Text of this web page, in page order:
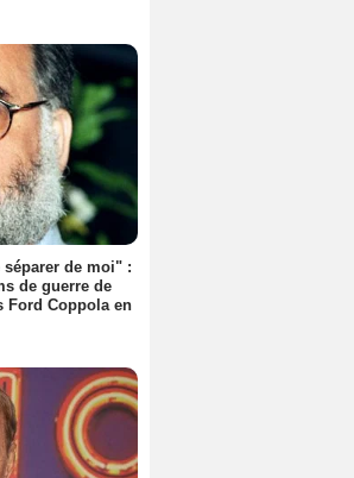
de moi" :
de guerre de
Ford Coppola en